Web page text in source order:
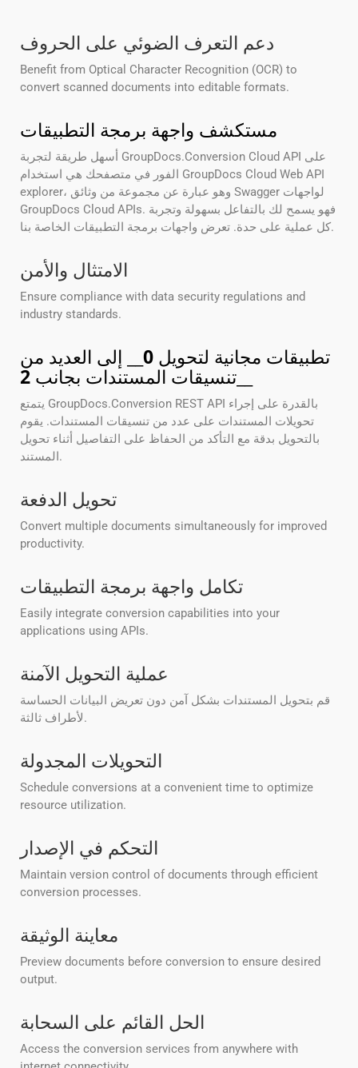
دعم التعرف الضوئي على الحروف
Benefit from Optical Character Recognition (OCR) to
convert scanned documents into editable formats.
مستكشف واجهة برمجة التطبيقات
أسهل طريقة لتجربة GroupDocs.Conversion Cloud API على
الفور في متصفحك هي استخدام GroupDocs Cloud Web API
explorer، وهو عبارة عن مجموعة من وثائق Swagger لواجهات
GroupDocs Cloud APIs. فهو يسمح لك بالتفاعل بسهولة وتجربة
كل عملية على حدة. تعرض واجهات برمجة التطبيقات الخاصة بنا.
الامتثال والأمن
Ensure compliance with data security regulations and
industry standards.
تطبيقات مجانية لتحويل 0 __ إلى العديد من
تنسيقات المستندات بجانب 2
يتمتع GroupDocs.Conversion REST API بالقدرة على إجراء
تحويلات المستندات على عدد من تنسيقات المستندات. يقوم
بالتحويل بدقة مع التأكد من الحفاظ على التفاصيل أثناء تحويل
المستند.
تحويل الدفعة
Convert multiple documents simultaneously for improved
productivity.
تكامل واجهة برمجة التطبيقات
Easily integrate conversion capabilities into your
applications using APIs.
عملية التحويل الآمنة
قم بتحويل المستندات بشكل آمن دون تعريض البيانات الحساسة
لأطراف ثالثة.
التحويلات المجدولة
Schedule conversions at a convenient time to optimize
resource utilization.
التحكم في الإصدار
Maintain version control of documents through efficient
conversion processes.
معاينة الوثيقة
Preview documents before conversion to ensure desired
output.
الحل القائم على السحابة
Access the conversion services from anywhere with